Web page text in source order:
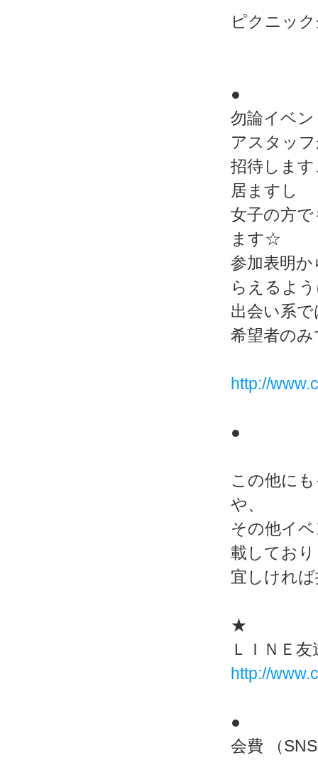
ピクニッ
●
勿論イベ
アスタッ
招待しま
居ますし
女子の方
ます☆
参加表明
らえるよ
出会い系
希望者の
http://
●
この他に
や、
その他イ
載してお
宜しけれ
★
ＬＩＮＥ
http://
●
会費 （